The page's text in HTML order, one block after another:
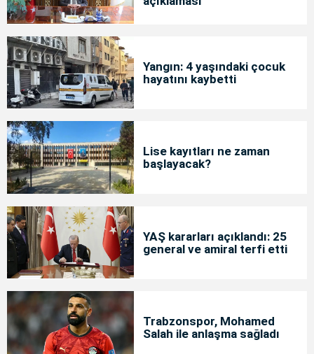
Yangın: 4 yaşındaki çocuk
hayatını kaybetti
Lise kayıtları ne zaman
başlayacak?
YAŞ kararları açıklandı: 25
general ve amiral terfi etti
Trabzonspor, Mohamed
Salah ile anlaşma sağladı